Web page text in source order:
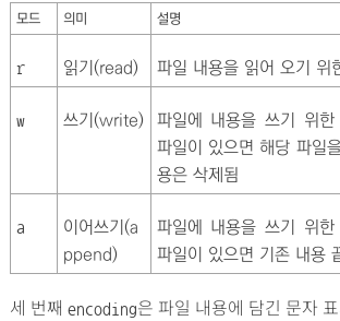
모드
의미 설명
r 읽기(read) 파일 내용을 읽어 오기 위
w 쓰기(write)
파일에 내용을 쓰기 위
파일이 있으면 해당 파일
용은 삭제됨
a
이어쓰기(a
ppend)
파일에 내용을 쓰기 위
파일이 있으면 기존 내용
세 번째 encoding은 파일 내용에 담긴 문자